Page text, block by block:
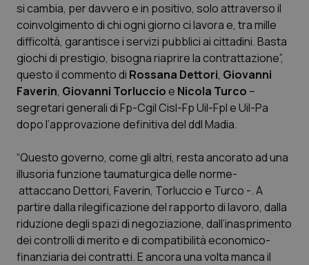
Edizioni Regionali
QS Pro
Professionisti Sanitari.AI
Abruzzo
Basilicata
Calabria
Campania
QS Pro Gold
Artrite & artrosi
Asma & BPCO
Car-T
QS Club Newsletter
si cambia, per davvero e in positivo, solo attraverso il
coinvolgimento di chi ogni giorno ci lavora e, tra mille
difficoltà, garantisce i servizi pubblici ai cittadini. Basta
giochi di prestigio, bisogna riaprire la contrattazione”,
questo il commento di Rossana Dettori, Giovanni
Faverin, Giovanni Torluccioe Nicola Turco –
segretari generali di Fp-Cgil Cisl-Fp Uil-Fpl e Uil-Pa
dopo l’approvazione definitiva del ddl Madia.
“Questo governo, come gli altri, resta ancorato ad una
illusoria funzione taumaturgica delle norme-
attaccano Dettori, Faverin, Torluccio e Turco -. A
partire dalla rilegificazione del rapporto di lavoro, dalla
riduzione degli spazi di negoziazione, dall’inasprimento
dei controlli di merito e di compatibilità economico-
finanziaria dei contratti. E ancora una volta manca il